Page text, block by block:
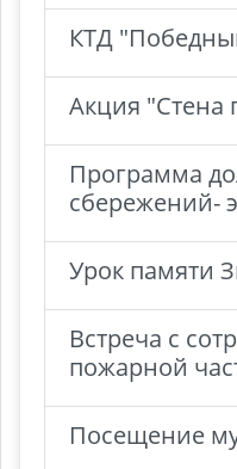
КТД
Акция "Стена
Программа
сбережений-
Урок памяти
Встреча с
пожарной
Посещение